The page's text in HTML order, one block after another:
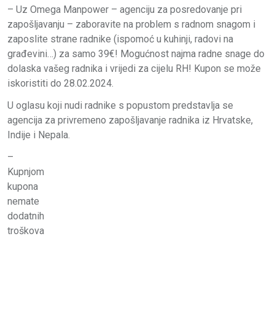
– Uz Omega Manpower – agenciju za posredovanje pri
zapošljavanju – zaboravite na problem s radnom snagom i
zaposlite strane radnike (ispomoć u kuhinji, radovi na
građevini…) za samo 39€! Mogućnost najma radne snage do
dolaska vašeg radnika i vrijedi za cijelu RH! Kupon se može
iskoristiti do 28.02.2024.
U oglasu koji nudi radnike s popustom predstavlja se
agencija za privremeno zapošljavanje radnika iz Hrvatske,
Indije i Nepala.
–
Kupnjom
kupona
nemate
dodatnih
troškova